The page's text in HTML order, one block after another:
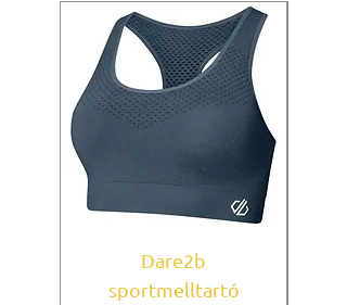
Dare2b
sportmelltartó